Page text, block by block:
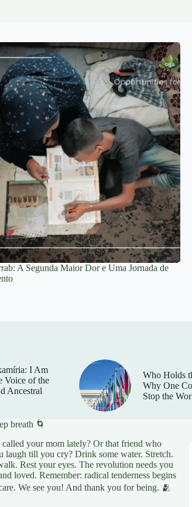
A Segunda Maior Dor e Uma Jornada de
I Am
Voice of the
Ancestral
Who Holds
Why One
Stop the
breath 🌀
your mom lately? Or that friend who
laugh till you cry? Drink some water. Stretch.
Rest your eyes. The revolution needs you
loved. Remember: radical tenderness begins
We see you! And thank you for being. 🫂